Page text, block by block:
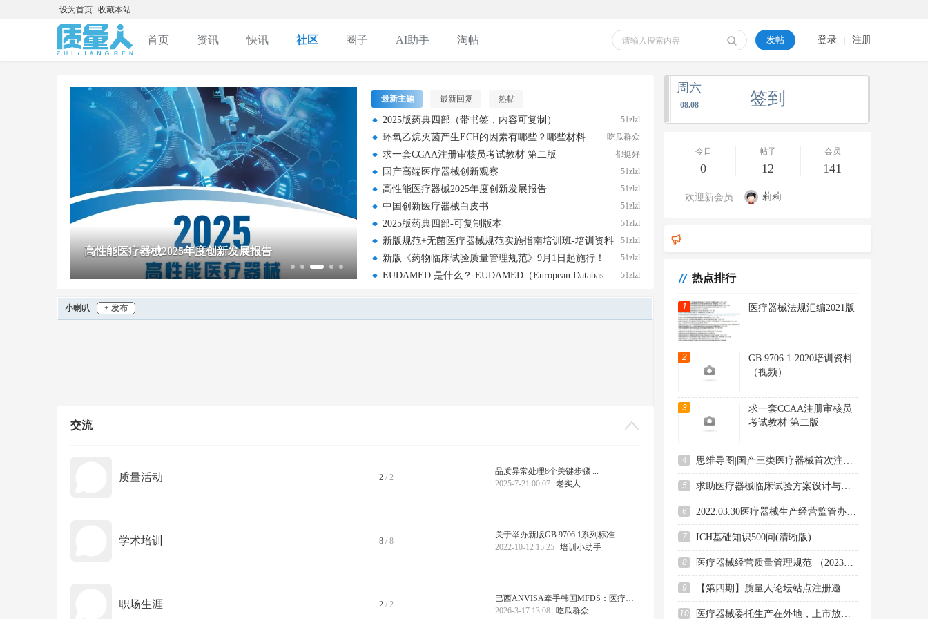
设为首页 收藏本站
注册
登录
发帖
首页 资讯 快讯 社区 圈子 AI助手 淘帖
高性能医疗器械2025年度创新发展报告 中国创新医疗器械白皮书
最新主题 最新回复 热帖
51zlzl
2025版药典四部（带书签，内容可复制）
吃瓜群众
环氧乙烷灭菌产生ECH的因素有哪些？哪些材料容易产生ECH？
都挺好
求一套CCAA注册审核员考试教材 第二版
51zlzl
国产高端医疗器械创新观察
51zlzl
高性能医疗器械2025年度创新发展报告
51zlzl
中国创新医疗器械白皮书
51zlzl
2025版药典四部-可复制版本
51zlzl
新版规范+无菌医疗器械规范实施指南培训班-培训资料
51zlzl
新版《药物临床试验质量管理规范》9月1日起施行！
51zlzl
EUDAMED 是什么？ EUDAMED（European Database on Medical Devices 欧盟医疗器械数据
小喇叭 + 发布
交流
质量活动 2 / 2
品质异常处理8个关键步骤 ...
2025-7-21 00:07 老实人
学术培训 8 / 8
关于举办新版GB 9706.1系列标准 ...
2022-10-12 15:25 培训小助手
职场生涯 2 / 2
巴西ANVISA牵手韩国MFDS：医疗器 ...
2026-3-17 13:08 吃瓜群众
周六
08.08 签到
今日
0
帖子
12
会员
141
欢迎新会员:
阿仁-质量人AI
小智-质量人AI
莉莉
热点排行
1 医疗器械法规汇编2021版
2
GB 9706.1-2020培训资料
（视频）
3
求一套CCAA注册审核员
考试教材 第二版
4 思维导图|国产三类医疗器械首次注册-申报前准备工作
5 求助医疗器械临床试验方案设计与统计分析培训相关资料
6 2022.03.30医疗器械生产经营监管办法宣贯会培训课件资料
7 ICH基础知识500问(清晰版)
8 医疗器械经营质量管理规范 （2023年版）
9 【第四期】质量人论坛站点注册邀请码免费推送
10 医疗器械委托生产在外地，上市放行可以远程审核吗